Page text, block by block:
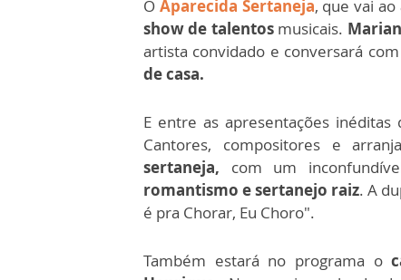
O Aparecida Sertaneja, que vai ao
show de talentos musicais.
artista convidado e conversará
de casa.
E entre as apresentações inéditas
Cantores, compositores e
sertaneja, com um
romantismo e sertanejo raiz. A
é pra Chorar, Eu Choro".
Também estará no programa o